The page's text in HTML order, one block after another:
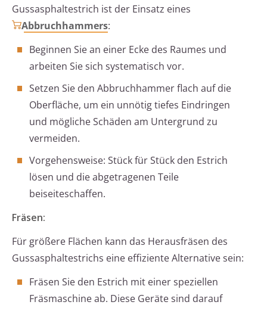
Gussasphaltestrich ist der Einsatz eines
Abbruchhammers:
Beginnen Sie an einer Ecke des Raumes und
arbeiten Sie sich systematisch vor.
Setzen Sie den Abbruchhammer flach auf die
Oberfläche, um ein unnötig tiefes Eindringen
und mögliche Schäden am Untergrund zu
vermeiden.
Vorgehensweise: Stück für Stück den Estrich
lösen und die abgetragenen Teile
beiseiteschaffen.
Fräsen:
Für größere Flächen kann das Herausfräsen des
Gussasphaltestrichs eine effiziente Alternative sein:
Fräsen Sie den Estrich mit einer speziellen
Fräsmaschine ab. Diese Geräte sind darauf